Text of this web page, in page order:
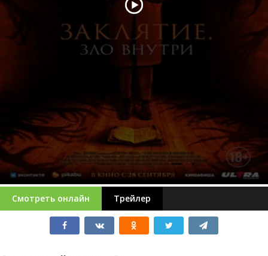
Смотреть онлайн Трейлер